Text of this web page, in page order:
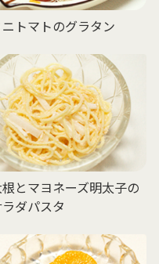
ニトマトのグラタン
とマヨネーズ明太子の
ダパスタ